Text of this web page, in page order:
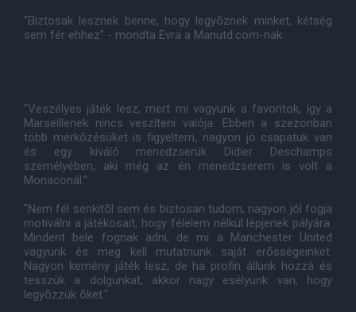
"Biztosak lesznek benne, hogy legyõznek minket, kétség
sem fér ehhez" - mondta Evra a Manutd.com-nak.
"Veszélyes játék lesz, mert mi vagyunk a favoritok, így a
Marseillenek nincs veszíteni valója. Ebben a szezonban
több mérkõzésüket is figyeltem, nagyon jó csapatuk van
és egy kiváló menedzserük Didier Deschamps
személyében, aki még az én menedzserem is volt a
Monaconál."
"Nem fél senkitõl sem és biztosan tudom, nagyon jól fogja
motiválni a játékosait, hogy félelem nélkül lépjenek pályára.
Mindent bele fognak adni, de mi a Manchester United
vagyunk és meg kell mutatnunk saját erõsségeinket.
Nagyon kemény játék lesz, de ha profin állunk hozzá és
tesszük a dolgunkat, akkor nagy esélyünk van, hogy
legyõzzük õket."